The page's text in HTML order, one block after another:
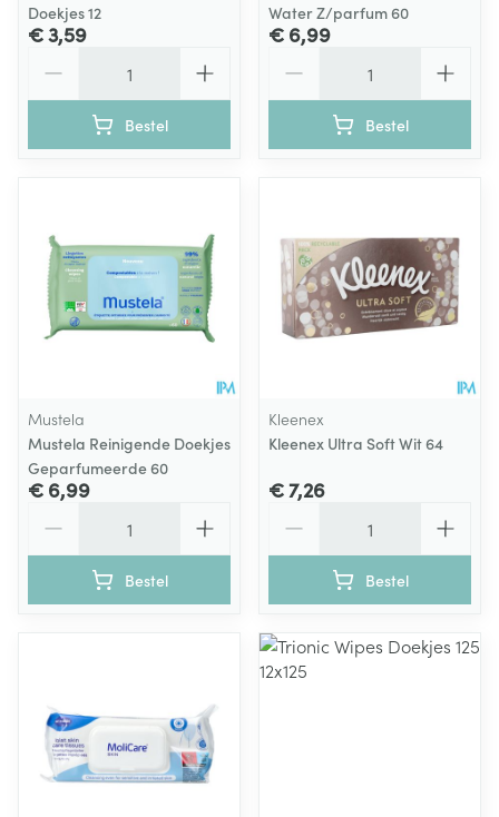
Doekjes 12
€ 3,59
Bestel
Water Z/parfum 60
€ 6,99
Bestel
Mustela
Mustela Reinigende Doekjes
Geparfumeerde 60
€ 6,99
Bestel
Kleenex
Kleenex Ultra Soft Wit 64
€ 7,26
Bestel